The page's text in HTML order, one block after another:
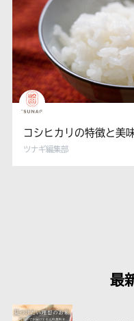
コシヒカリの特徴と美
ツナギ編集部
最